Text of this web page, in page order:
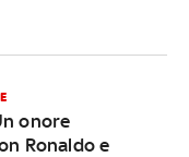
onore
Ronaldo e